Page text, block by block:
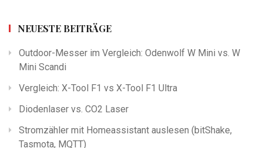
NEUESTE BEITRÄGE
Outdoor-Messer im Vergleich: Odenwolf W Mini vs. W
Mini Scandi
Vergleich: X-Tool F1 vs X-Tool F1 Ultra
Diodenlaser vs. CO2 Laser
Stromzähler mit Homeassistant auslesen (bitShake,
Tasmota, MQTT)